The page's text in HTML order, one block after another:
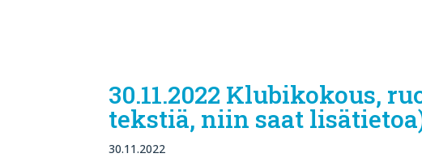
30.11.2022 Klubikokous,
tekstiä, niin saat
30.11.2022